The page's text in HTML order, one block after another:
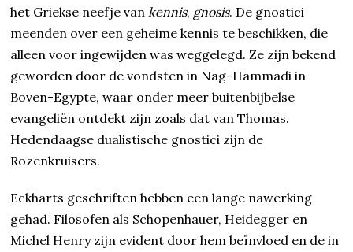
het Griekse neefje van kennis, gnosis. De gnostici
meenden over een geheime kennis te beschikken, die
alleen voor ingewijden was weggelegd. Ze zijn bekend
geworden door de vondsten in Nag-Hammadi in
Boven-Egypte, waar onder meer buitenbijbelse
evangeliën ontdekt zijn zoals dat van Thomas.
Hedendaagse dualistische gnostici zijn de
Rozenkruisers.
Eckharts geschriften hebben een lange nawerking
gehad. Filosofen als Schopenhauer, Heidegger en
Michel Henry zijn evident door hem beïnvloed en de in